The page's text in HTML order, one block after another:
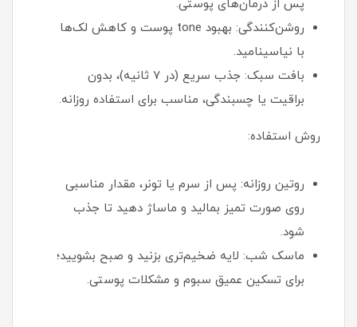
پس از درمان‌های پوستی.
روشن‌کنندگی: بهبود tone پوست و کاهش لک‌ها
با نیاسینامید.
بافت سبک: جذب سریع (در ۷ ثانیه)، بدون
براقیت یا چسبندگی، مناسب برای استفاده روزانه.
روش استفاده:
روتین روزانه: پس از سرم یا تونر، مقدار مناسبی
روی صورت تمیز بمالید و ماساژ دهید تا جذب
شود.
ماسک شب: لایه ضخیم‌تری بزنید و صبح بشویید؛
برای تسکین عمیق سبوم و مشکلات پوستی.